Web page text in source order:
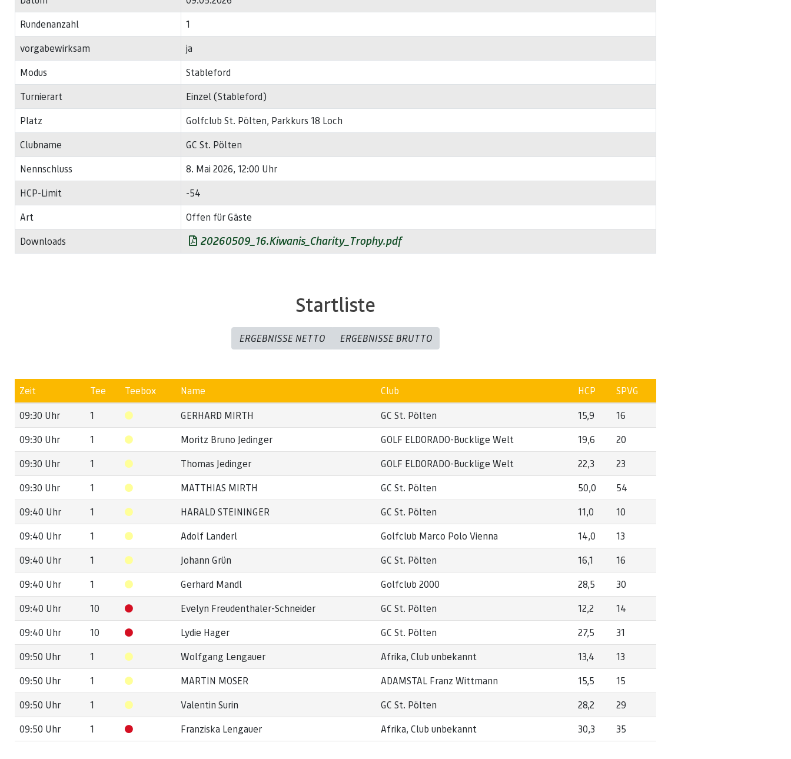
Rundenanzahl
1
vorgabewirksam
ja
Modus
Stableford
Turnierart
Einzel (Stableford)
Platz
Golfclub St. Pölten, Parkkurs 18 Loch
Clubname
GC St. Pölten
Nennschluss
8. Mai 2026, 12:00 Uhr
HCP-Limit
-54
Art
Offen für Gäste
Downloads
20260509_16.Kiwanis_Charity_Trophy.pdf
Startliste
ERGEBNISSE NETTO ERGEBNISSE BRUTTO
Zeit Tee Teebox Name Club HCP
SPVG
09:30 Uhr
1 GERHARD MIRTH GC St. Pölten 15,9
16
09:30 Uhr
1 Moritz Bruno Jedinger GOLF ELDORADO-Bucklige Welt 19,6
20
09:30 Uhr
1 Thomas Jedinger GOLF ELDORADO-Bucklige Welt 22,3
23
09:30 Uhr
1 MATTHIAS MIRTH GC St. Pölten 50,0
54
09:40 Uhr
1 HARALD STEININGER GC St. Pölten 11,0
10
09:40 Uhr
1 Adolf Landerl Golfclub Marco Polo Vienna 14,0
13
09:40 Uhr
1 Johann Grün GC St. Pölten 16,1
16
09:40 Uhr
1 Gerhard Mandl Golfclub 2000 28,5
30
09:40 Uhr
10 Evelyn Freudenthaler-Schneider GC St. Pölten 12,2
14
09:40 Uhr
10 Lydie Hager GC St. Pölten 27,5
31
09:50 Uhr
1 Wolfgang Lengauer Afrika, Club unbekannt 13,4
13
09:50 Uhr
1 MARTIN MOSER ADAMSTAL Franz Wittmann 15,5
15
09:50 Uhr
1 Valentin Surin GC St. Pölten 28,2
29
09:50 Uhr
1 Franziska Lengauer Afrika, Club unbekannt 30,3 35